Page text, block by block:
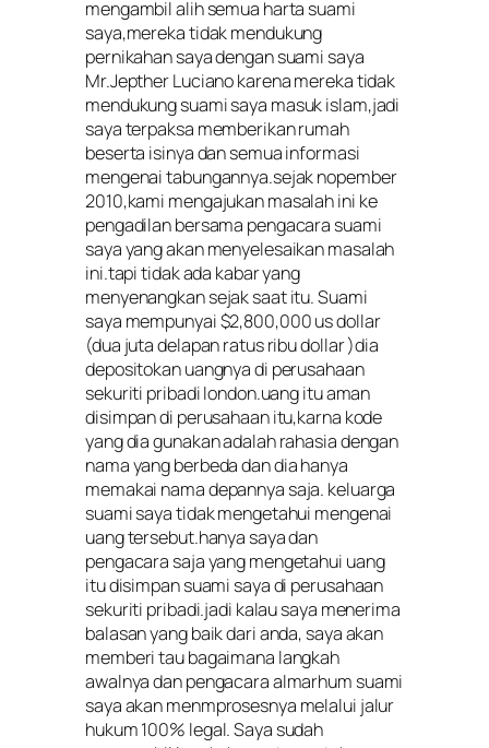
mengambil alih semua harta suami
saya,mereka tidak mendukung
pernikahan saya dengan suami saya
Mr.Jepther Luciano karena mereka tidak
mendukung suami saya masuk islam,jadi
saya terpaksa memberikan rumah
beserta isinya dan semua informasi
mengenai tabungannya.sejak nopember
2010,kami mengajukan masalah ini ke
pengadilan bersama pengacara suami
saya yang akan menyelesaikan masalah
ini.tapi tidak ada kabar yang
menyenangkan sejak saat itu. Suami
saya mempunyai $2,800,000 us dollar
(dua juta delapan ratus ribu dollar )dia
depositokan uangnya di perusahaan
sekuriti pribadi london.uang itu aman
disimpan di perusahaan itu,karna kode
yang dia gunakan adalah rahasia dengan
nama yang berbeda dan dia hanya
memakai nama depannya saja. keluarga
suami saya tidak mengetahui mengenai
uang tersebut.hanya saya dan
pengacara saja yang mengetahui uang
itu disimpan suami saya di perusahaan
sekuriti pribadi.jadi kalau saya menerima
balasan yang baik dari anda, saya akan
memberi tau bagaimana langkah
awalnya dan pengacara almarhum suami
saya akan menmprosesnya melalui jalur
hukum 100% legal. Saya sudah